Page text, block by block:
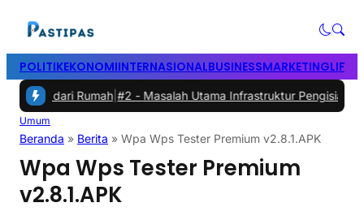
POLITIKEKONOMIINTERNASIONALBUSINESSMARKETING
dari Rumah|#2 - Masalah Utama Infrastruktur Pengisian Daya
Umum
Beranda » Berita » Wpa Wps Tester Premium v2.8.1.APK
Wpa Wps Tester Premium
v2.8.1.APK